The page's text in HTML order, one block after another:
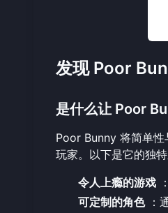
发现 Poor
是什么让 Poor
Poor Bunny 将简单
玩家。以下是它的独特
令人上瘾的游戏
可定制的角色：